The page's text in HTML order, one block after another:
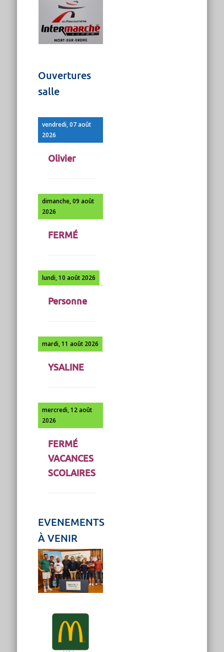
Ouvertures
salle
vendredi, 07 août
2026
Olivier
dimanche, 09 août
2026
FERMÉ
lundi, 10 août 2026
Personne
mardi, 11 août 2026
YSALINE
mercredi, 12 août
2026
FERMÉ
VACANCES
SCOLAIRES
EVENEMENTS
À VENIR